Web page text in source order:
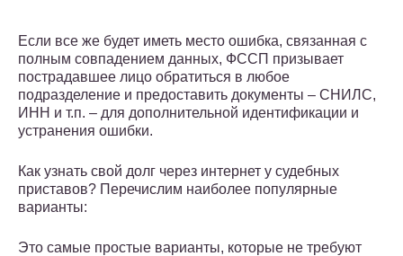
Если все же будет иметь место ошибка, связанная с
полным совпадением данных, ФССП призывает
пострадавшее лицо обратиться в любое
подразделение и предоставить документы – СНИЛС,
ИНН и т.п. – для дополнительной идентификации и
устранения ошибки.
Как узнать свой долг через интернет у судебных
приставов? Перечислим наиболее популярные
варианты:
Это самые простые варианты, которые не требуют